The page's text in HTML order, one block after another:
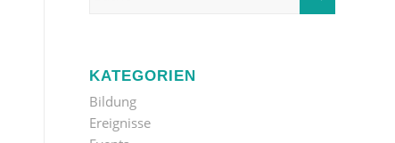
KATEGORIEN
Bildung
Ereignisse